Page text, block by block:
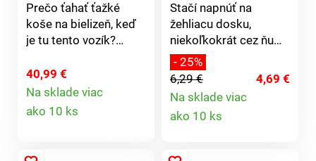
Prečo ťahať ťažké
koše na bielizeň, keď
je tu tento vozík?
špinavou bielizňou k
práčke a po vypraní ho
odvezie na záhradu
hladko sa
40,99 €
Na sklade viac
ako 10 ks
Stačí napnúť na
žehliacu dosku,
niekoľkokrát cez ňu
prejsť žehličkou a
spodná strana
žehličky sa bude
blýskať čistotou - bez
zvyškov vodného
- 25%
6,29 €
4,69 €
Na sklade viac
ako 10 ks